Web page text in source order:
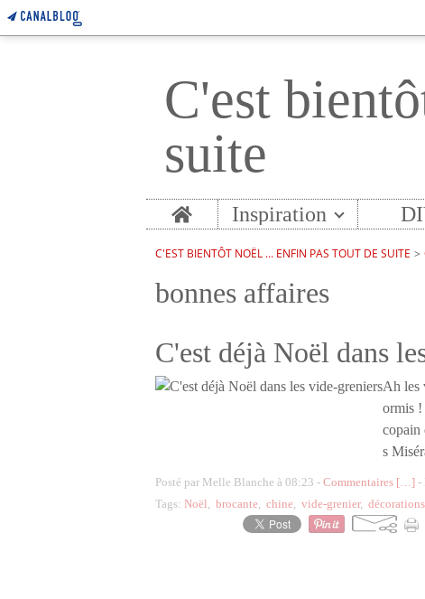
C'est
suite
Home Inspiration
C'EST BIENTÔT NOËL ... ENFIN PAS TOUT DE SUITE >
bonnes affaires
C'est déjà Noël dans
Ah les
ormis !
copain
s
Posté par Melle Blanche à 08:23 - Commentaires […] -
Tags: Noël, brocante, chine, vide-grenier, décorations